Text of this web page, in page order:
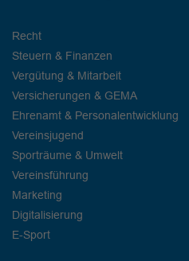
Recht
Steuern & Finanzen
Vergütung & Mitarbeit
Versicherungen & GEMA
Ehrenamt & Personalentwicklung
Vereinsjugend
Sporträume & Umwelt
Vereinsführung
Marketing
Digitalisierung
E-Sport